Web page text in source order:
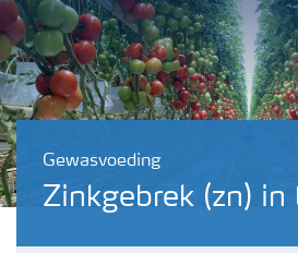
Gewasvoeding
Zinkgebrek (zn) in